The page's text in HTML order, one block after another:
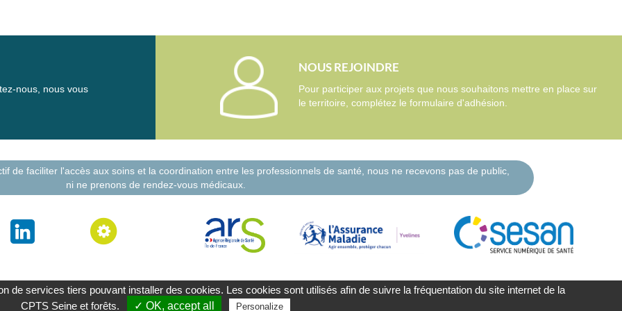
nous, nous vous
NOUS REJOINDRE
Pour participer aux projets que nous souhaitons mettre en place sur
le territoire, complétez le formulaire d'adhésion.
de faciliter l'accès aux soins et la coordination entre les professionnels de santé, nous ne recevons pas de public,
ni ne prenons de rendez-vous médicaux.
de services tiers pouvant installer des cookies. Les cookies sont utilisés afin de suivre la fréquentation du site internet de la
CPTS Seine et forêts.
✓ OK, accept all Personalize